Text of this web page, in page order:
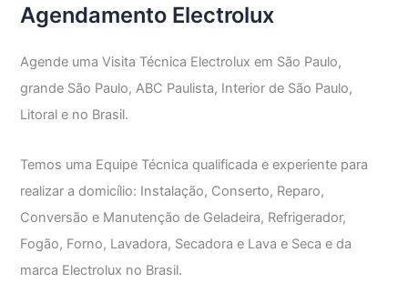
Agendamento Electrolux
Agende uma Visita Técnica Electrolux em São Paulo,
grande São Paulo, ABC Paulista, Interior de São Paulo,
Litoral e no Brasil.
Temos uma Equipe Técnica qualificada e experiente para
realizar a domicílio: Instalação, Conserto, Reparo,
Conversão e Manutenção de Geladeira, Refrigerador,
Fogão, Forno, Lavadora, Secadora e Lava e Seca e da
marca Electrolux no Brasil.